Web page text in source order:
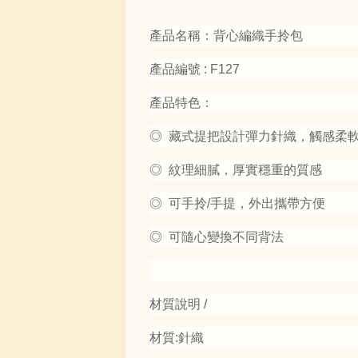
產品名稱：背心編織手拎包
產品編號 : F127
產品特色：
◎ 藏式提把設計彈力針織，觸感柔
◎ 紋理細膩，厚實穩重的質感
◎ 可手拎/手提，外出攜帶方便
◎ 可隨心變換不同背法
材質說明 /
材質:針織